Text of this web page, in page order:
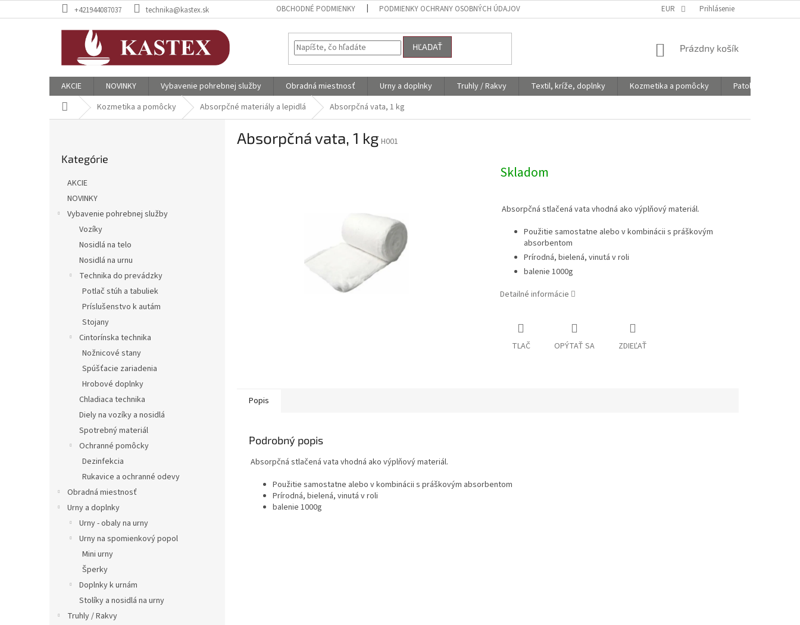
na
+421944087037 technika@kastex.sk OBCHODNÉ PODMIENKY PODMIENKY OCHRANY OSOBNÝCH ÚDAJOV EUR Prihlásenie
HĽADAŤ
NÁKUPNÝ
Prázdny košík
AKCIE NOVINKY Vybavenie pohrebnej služby Obradná miestnosť Urny a doplnky Truhly / Rakvy Textil, kríže, doplnky Kozmetika a pomôcky
Patologické vaky
DomovKozmetika a pomôcky Absorpčné materiály a lepidlá Absorpčná vata, 1 kg
kategórie
Kategórie
AKCIE
NOVINKY
Vybavenie pohrebnej služby
Vozíky
Nosidlá na telo
Nosidlá na urnu
Technika do prevádzky
Potlač stúh a tabuliek
Príslušenstvo k autám
Stojany
Cintorínska technika
Nožnicové stany
Spúšťacie zariadenia
Hrobové doplnky
Chladiaca technika
Diely na vozíky a nosidlá
Spotrebný materiál
Ochranné pomôcky
Dezinfekcia
Rukavice a ochranné odevy
Obradná miestnosť
Urny a doplnky
Urny - obaly na urny
Urny na spomienkový popol
Mini urny
Šperky
Doplnky k urnám
Stolíky a nosidlá na urny
Truhly / Rakvy
Absorpčná vata, 1 kg H001
Skladom
Absorpčná stlačená vata vhodná ako výplňový materiál.
Použitie samostatne alebo v kombinácii s práškovým
absorbentom
Prírodná, bielená, vinutá v roli
balenie 1000g
Detailné informácie
TLAČ OPÝTAŤ SA ZDIEĽAŤ
Popis
Podrobný popis
Absorpčná stlačená vata vhodná ako výplňový materiál.
Použitie samostatne alebo v kombinácii s práškovým absorbentom
Prírodná, bielená, vinutá v roli
balenie 1000g